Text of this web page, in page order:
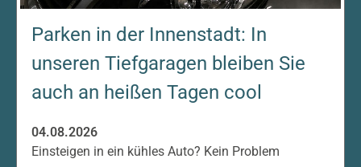
Parken in der Innenstadt: In
unseren Tiefgaragen bleiben Sie
auch an heißen Tagen cool
04.08.2026
Einsteigen in ein kühles Auto? Kein Problem